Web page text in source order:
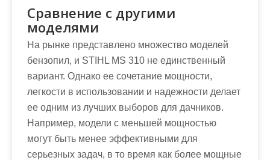
Сравнение с другими
моделями
На рынке представлено множество моделей
бензопил, и STIHL MS 310 не единственный
вариант. Однако ее сочетание мощности,
легкости в использовании и надежности делает
ее одним из лучших выборов для дачников.
Например, модели с меньшей мощностью
могут быть менее эффективными для
серьезных задач, в то время как более мощные